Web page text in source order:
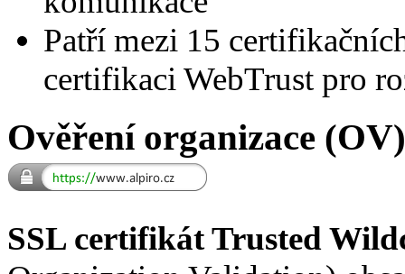
Patří mezi 15
certifikaci WebTrust pro
Ověření organizace (OV)
SSL certifikát Trusted